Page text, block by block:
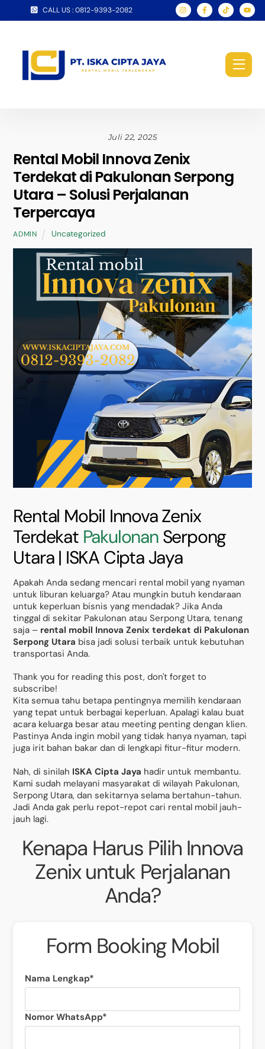
CALL US : 0812-9393-2082
Juli 22, 2025
Rental Mobil Innova Zenix
Terdekat di Pakulonan Serpong
Utara – Solusi Perjalanan
Terpercaya
ADMIN Uncategorized
Rental Mobil Innova Zenix
Terdekat PakulonanSerpong
Utara | ISKA Cipta Jaya
Apakah Anda sedang mencari rental mobil yang nyaman
untuk liburan keluarga? Atau mungkin butuh kendaraan
untuk keperluan bisnis yang mendadak? Jika Anda
tinggal di sekitar Pakulonan atau Serpong Utara, tenang
saja – rental mobil Innova Zenix terdekat di Pakulonan
Serpong Utara bisa jadi solusi terbaik untuk kebutuhan
transportasi Anda.
Thank you for reading this post, don't forget to
subscribe!
Kita semua tahu betapa pentingnya memilih kendaraan
yang tepat untuk berbagai keperluan. Apalagi kalau buat
acara keluarga besar atau meeting penting dengan klien.
Pastinya Anda ingin mobil yang tidak hanya nyaman, tapi
juga irit bahan bakar dan di lengkapi fitur-fitur modern.
Nah, di sinilah ISKA Cipta Jaya hadir untuk membantu.
Kami sudah melayani masyarakat di wilayah Pakulonan,
Serpong Utara, dan sekitarnya selama bertahun-tahun.
Jadi Anda gak perlu repot-repot cari rental mobil jauh-
jauh lagi.
Kenapa Harus Pilih Innova
Zenix untuk Perjalanan
Anda?
Form Booking Mobil
Nama Lengkap*
Nomor WhatsApp*